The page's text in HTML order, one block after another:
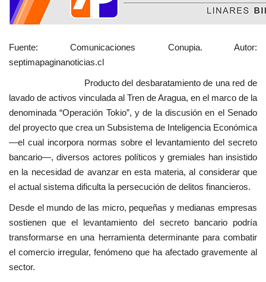
Fuente: Comunicaciones Conupia. Autor:
septimapaginanoticias.cl
Producto del desbaratamiento de una red de
lavado de activos vinculada al Tren de Aragua, en el marco de la
denominada “Operación Tokio”, y de la discusión en el Senado
del proyecto que crea un Subsistema de Inteligencia Económica
—el cual incorpora normas sobre el levantamiento del secreto
bancario—, diversos actores políticos y gremiales han insistido
en la necesidad de avanzar en esta materia, al considerar que
el actual sistema dificulta la persecución de delitos financieros.
Desde el mundo de las micro, pequeñas y medianas empresas
sostienen que el levantamiento del secreto bancario podría
transformarse en una herramienta determinante para combatir
el comercio irregular, fenómeno que ha afectado gravemente al
sector.